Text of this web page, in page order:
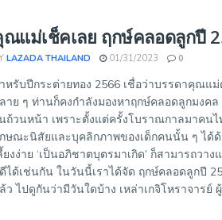
แม่เช็คเลย ฤกษ์คลอดลูกปี
LAZADA THAILAND 01/31/2023 0
หรับปีกระต่ายทอง 2566 เชื่อว่าบรรดาคุณแ
าย ๆ ท่านก็คงกำลังมองหาฤกษ์คลอดลูกมงคล
ถ้วนหน้า เพราะตั้งแต่ครั้งโบราณกาลมาคนไ
ษณะนิสัยและบุคลิกภาพของเด็กคนนั้น ๆ ได้ด้
ยงง่าย ‘เป็นอภิชาตบุตรมาเกิด’ ก็สามารถว
ได้เช่นกัน ในวันนี้เราได้จัด ฤกษ์คลอดลูกปี
ว ไปดูกันว่ามีวันใดบ้าง เหล่าเกจิโหราจารย์